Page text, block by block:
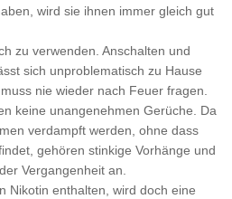
wird sie ihnen immer gleich gut
zu verwenden. Anschalten und
sich unproblematisch zu Hause
nie wieder nach Feuer fragen.
keine unangenehmen Gerüche. Da
verdampft werden, ohne dass
gehören stinkige Vorhänge und
Vergangenheit an.
Nikotin enthalten, wird doch eine